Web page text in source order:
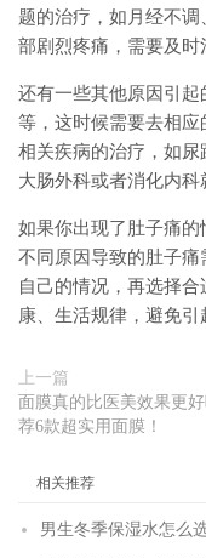
题的治疗，如月经不
部剧烈疼痛，需要及时
还有一些其他原因引
等，这时候需要去相
相关疾病的治疗，如
大肠外科或者消化内科
如果你出现了肚子痛的
不同原因导致的肚子
自己的情况，再选择
康、生活规律，避免引
上一篇
面膜真的比医美效果更
荐6款超实用面膜！
相关推荐
男生冬季保湿水怎么